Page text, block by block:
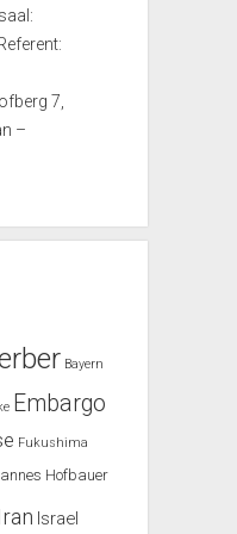
7,
–
Bayern
Embargo
Fukushima
Hofbauer
Israel